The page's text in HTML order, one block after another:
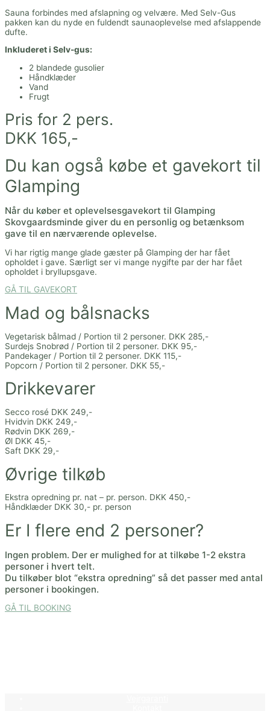
Sauna forbindes med afslapning og velvære. Med Selv-Gus
pakken kan du nyde en fuldendt saunaoplevelse med afslappende
dufte.
Inkluderet i Selv-gus:
2 blandede gusolier
Håndklæder
Vand
Frugt
Pris for 2 pers.
DKK 165,-
Du kan også købe et gavekort til
Glamping
Når du køber et oplevelsesgavekort til Glamping
Skovgaardsminde giver du en personlig og betænksom
gave til en nærværende oplevelse.
Vi har rigtig mange glade gæster på Glamping der har fået
opholdet i gave. Særligt ser vi mange nygifte par der har fået
opholdet i bryllupsgave.
GÅ TIL GAVEKORT
Mad og bålsnacks
Vegetarisk bålmad / Portion til 2 personer. DKK 285,-
Surdejs Snobrød / Portion til 2 personer. DKK 95,-
Pandekager / Portion til 2 personer. DKK 115,-
Popcorn / Portion til 2 personer. DKK 55,-
Drikkevarer
Secco rosé DKK 249,-
Hvidvin DKK 249,-
Rødvin DKK 269,-
Øl DKK 45,-
Saft DKK 29,-
Øvrige tilkøb
Ekstra opredning pr. nat – pr. person. DKK 450,-
Håndklæder DKK 30,- pr. person
Er I flere end 2 personer?
Ingen problem. Der er mulighed for at tilkøbe 1-2 ekstra
personer i hvert telt.
Du tilkøber blot “ekstra opredning” så det passer med antal
personer i bookingen.
GÅ TIL BOOKING